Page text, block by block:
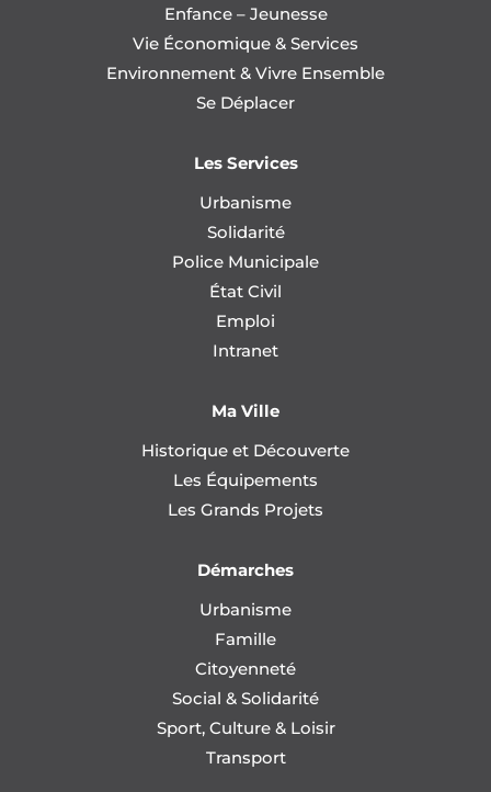
Enfance – Jeunesse
Vie Économique & Services
Environnement & Vivre Ensemble
Se Déplacer
Les Services
Urbanisme
Solidarité
Police Municipale
État Civil
Emploi
Intranet
Ma Ville
Historique et Découverte
Les Équipements
Les Grands Projets
Démarches
Urbanisme
Famille
Citoyenneté
Social & Solidarité
Sport, Culture & Loisir
Transport